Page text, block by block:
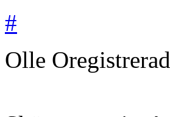
#
Olle Oregistrerad